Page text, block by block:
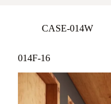
CASE-014W
014F-16